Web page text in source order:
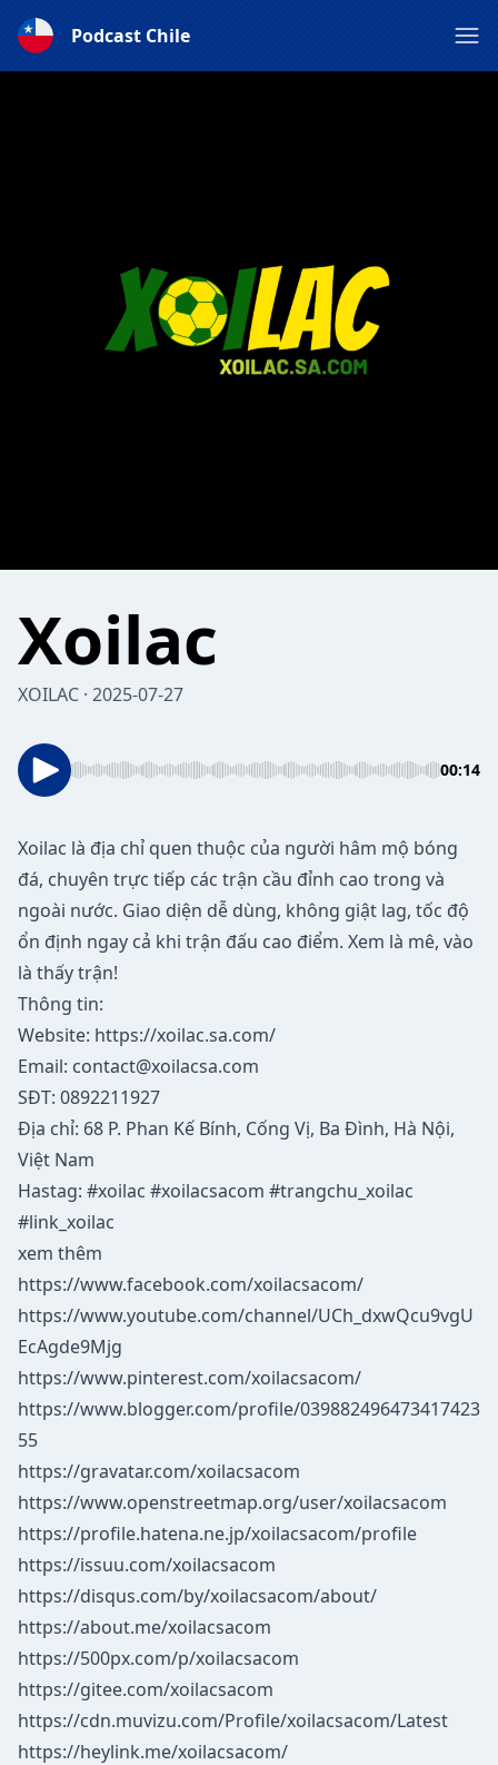
Podcast Chile
Xoilac
XOILAC · 2025-07-27
00:14
Xoilac là địa chỉ quen thuộc của người hâm mộ bóng
đá, chuyên trực tiếp các trận cầu đỉnh cao trong và
ngoài nước. Giao diện dễ dùng, không giật lag, tốc độ
ổn định ngay cả khi trận đấu cao điểm. Xem là mê, vào
là thấy trận!
Thông tin:
Website: https://xoilac.sa.com/
Email: contact@xoilacsa.com
SĐT: 0892211927
Địa chỉ: 68 P. Phan Kế Bính, Cống Vị, Ba Đình, Hà Nội,
Việt Nam
Hastag: #xoilac #xoilacsacom #trangchu_xoilac
#link_xoilac
xem thêm
https://www.facebook.com/xoilacsacom/
https://www.youtube.com/channel/UCh_dxwQcu9vgU
EcAgde9Mjg
https://www.pinterest.com/xoilacsacom/
https://www.blogger.com/profile/039882496473417423
55
https://gravatar.com/xoilacsacom
https://www.openstreetmap.org/user/xoilacsacom
https://profile.hatena.ne.jp/xoilacsacom/profile
https://issuu.com/xoilacsacom
https://disqus.com/by/xoilacsacom/about/
https://about.me/xoilacsacom
https://500px.com/p/xoilacsacom
https://gitee.com/xoilacsacom
https://cdn.muvizu.com/Profile/xoilacsacom/Latest
https://heylink.me/xoilacsacom/